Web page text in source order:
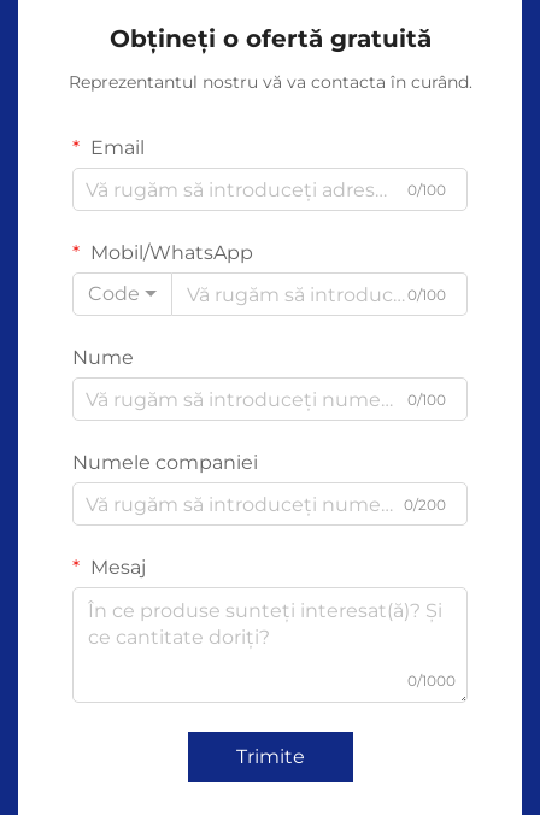
Obțineți o ofertă gratuită
Reprezentantul nostru vă va contacta în curând.
Email
0/100
Mobil/WhatsApp
Code
0/100
Nume
0/100
Numele companiei
0/200
Mesaj
0/1000
Trimite